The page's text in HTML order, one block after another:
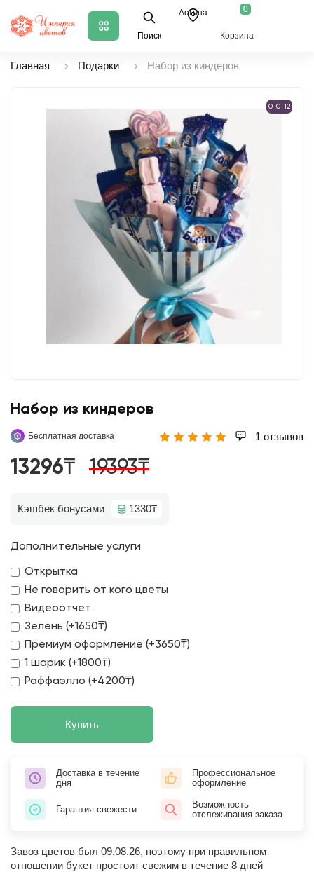
Поиск
Астана 0
Корзина
Главная Подарки Набор из киндеров
0-0-12
Набор из киндеров
Бесплатная доставка 1 отзывов
13296₸ 19393₸
Кэшбек бонусами 1330₸
Дополнительные услуги
Открытка
Не говорить от кого цветы
Видеоотчет
Зелень (+1650₸)
Премиум оформление (+3650₸)
1 шарик (+1800₸)
Раффаэлло (+4200₸)
Купить
Доставка в течение
дня
Профессиональное
оформление
Гарантия свежести
Возможность
отслеживания заказа
Завоз цветов был 09.08.26, поэтому при правильном
отношении букет простоит свежим в течение 8 дней